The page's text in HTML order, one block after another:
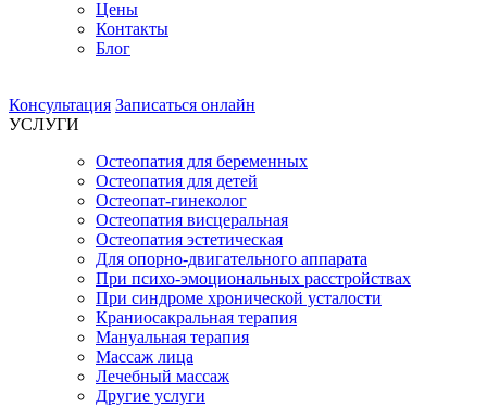
Цены
Контакты
Блог
Консультация Записаться онлайн
УСЛУГИ
Остеопатия для беременных
Остеопатия для детей
Остеопат-гинеколог
Остеопатия висцеральная
Остеопатия эстетическая
Для опорно-двигательного аппарата
При психо-эмоциональных расстройствах
При синдроме хронической усталости
Краниосакральная терапия
Мануальная терапия
Массаж лица
Лечебный массаж
Другие услуги